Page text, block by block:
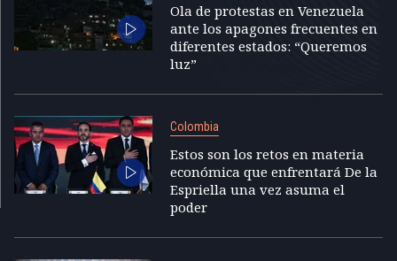
Ola de protestas en Venezuela
ante los apagones frecuentes en
diferentes estados: “Queremos
luz”
Colombia
Estos son los retos en materia
económica que enfrentará De la
Espriella una vez asuma el
poder